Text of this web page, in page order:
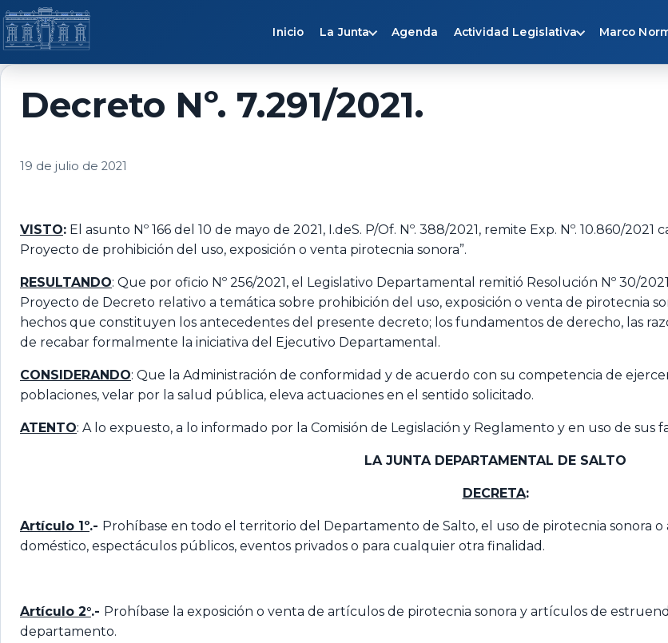
Saltar al contenido
Inicio La Junta Agenda Actividad Legislativa Marco
Decreto Nº. 7.291/2021.
19 de julio de 2021
VISTO: El asunto Nº 166 del 10 de mayo de 2021, I.deS. P/Of. Nº. 388/2021, remite Exp. Nº. 10.860/
Proyecto de prohibición del uso, exposición o venta pirotecnia sonora”.
RESULTANDO: Que por oficio Nº 256/2021, el Legislativo Departamental remitió Resolución Nº 30/
Proyecto de Decreto relativo a temática sobre prohibición del uso, exposición o venta de pirotecnia
hechos que constituyen los antecedentes del presente decreto; los fundamentos de derecho, las
de recabar formalmente la iniciativa del Ejecutivo Departamental.
CONSIDERANDO: Que la Administración de conformidad y de acuerdo con su competencia de
poblaciones, velar por la salud pública, eleva actuaciones en el sentido solicitado.
ATENTO: A lo expuesto, a lo informado por la Comisión de Legislación y Reglamento y en uso de sus
LA JUNTA DEPARTAMENTAL DE SALTO
DECRETA:
Artículo 1º.- Prohíbase en todo el territorio del Departamento de Salto, el uso de pirotecnia sonora
doméstico, espectáculos públicos, eventos privados o para cualquier otra finalidad.
Artículo 2°.- Prohíbase la exposición o venta de artículos de pirotecnia sonora y artículos de
departamento.